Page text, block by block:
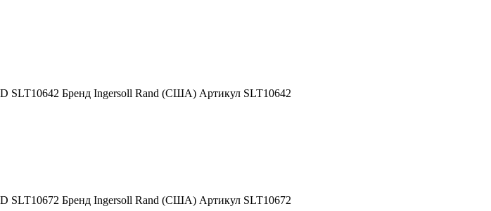
SLT10642 Бренд Ingersoll Rand (США) Артикул SLT10642
SLT10672 Бренд Ingersoll Rand (США) Артикул SLT10672